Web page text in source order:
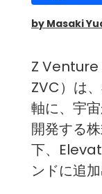
by Masaki
Z Venture
ZVC）は
軸に、宇
開発する
下、
ンドに追